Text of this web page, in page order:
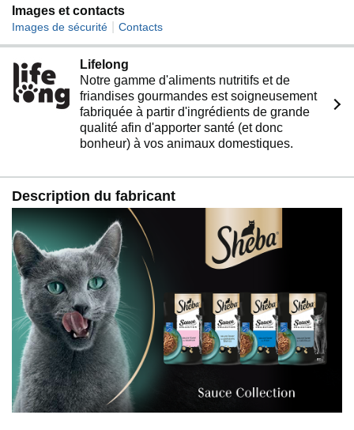
Images et contacts
Images de sécurité Contacts
Lifelong
Notre gamme d'aliments nutritifs et de
friandises gourmandes est soigneusement
fabriquée à partir d'ingrédients de grande
qualité afin d'apporter santé (et donc
bonheur) à vos animaux domestiques.
Description du fabricant